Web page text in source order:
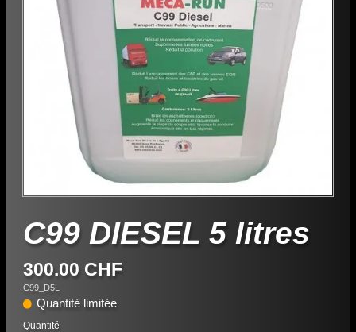
✉️ CONTACT
C99 DIESEL 5 litres
300.00 CHF
C99_D5L
Quantité limitée
Quantité